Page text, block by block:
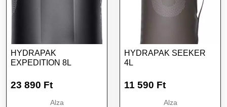
HYDRAPAK
EXPEDITION 8L
23 890 Ft
Alza
HYDRAPAK SEEKER
4L
11 590 Ft
Alza